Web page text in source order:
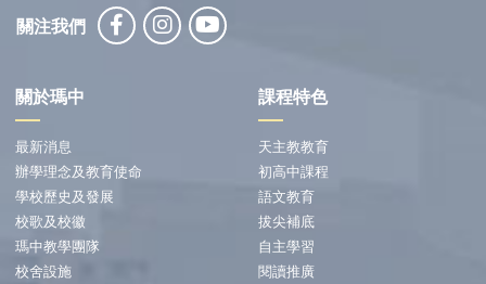
關注我們
關於瑪中
最新消息
辦學理念及教育使命
學校歷史及發展
校歌及校徽
瑪中教學團隊
校舍設施
課程特色
天主教教育
初高中課程
語文教育
拔尖補底
自主學習
閱讀推廣